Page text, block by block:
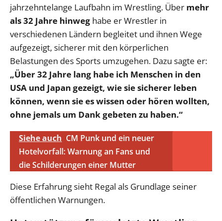
jahrzehntelange Laufbahn im Wrestling. Über mehr
als 32 Jahre hinweg habe er Wrestler in
verschiedenen Ländern begleitet und ihnen Wege
aufgezeigt, sicherer mit den körperlichen
Belastungen des Sports umzugehen. Dazu sagte er:
„Über 32 Jahre lang habe ich Menschen in den
USA und Japan gezeigt, wie sie sicherer leben
können, wenn sie es wissen oder hören wollten,
ohne jemals um Dank gebeten zu haben.“
Siehe auch CM Punk und ein neuer
Hotelvorfall: Warnung an Fans und
die Schilderungen einer Mutter
Diese Erfahrung sieht Regal als Grundlage seiner
öffentlichen Warnungen.